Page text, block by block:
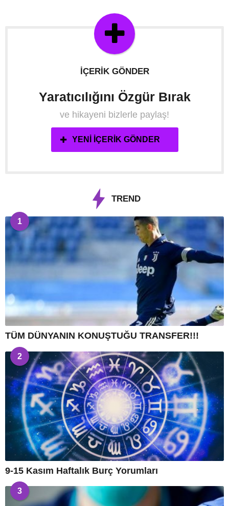
İÇERIK GÖNDER
Yaratıcılığını Özgür Bırak
ve hikayeni bizlerle paylaş!
YENI İÇERIK GÖNDER
TREND
1
TÜM DÜNYANIN KONUŞTUĞU TRANSFER!!!
2
9-15 Kasım Haftalık Burç Yorumları
3